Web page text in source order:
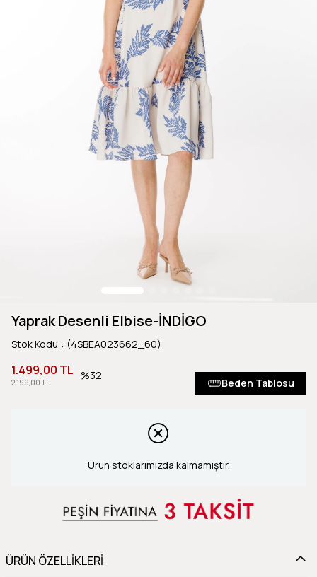
Yaprak Desenli Elbise-İNDİGO
Stok Kodu (4SBEA023662_60)
2.199,00 TL
1.499,00 TL 32
Beden Tablosu
Ürün stoklarımızda kalmamıştır.
ÜRÜN ÖZELLİKLERİ